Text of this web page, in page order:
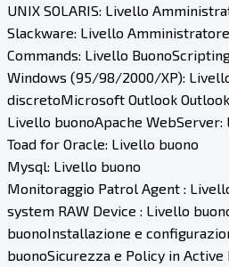
UNIX SOLARIS: Livello
Slackware: Livello
Commands: Livello
Windows (95/98/2000/XP):
discretoMicrosoft Outlook
Livello buonoApache
Toad for Oracle: Livello buono
Mysql: Livello buono
Monitoraggio Patrol Agent :
system RAW Device : Livello
buonoInstallazione e
buonoSicurezza e Policy in